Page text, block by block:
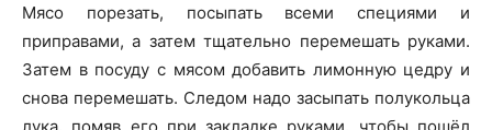
Мясо порезать, посыпать всеми специями и
приправами, а затем тщательно перемешать руками.
Затем в посуду с мясом добавить лимонную цедру и
снова перемешать. Следом надо засыпать полукольца